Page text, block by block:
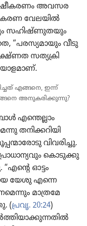
അവസര​
വേലയിൽ
സഹിഷ്‌ണു​ത​യും
“പരസ്യ​മാ​യും വീടു​
സത്യ​ക്രി​
എങ്ങനെ, ഇന്ന്‌
അനുക​രി​ക്കു​ന്നു?
എന്തെല്ലാം
തനിക്ക​റി​യി​
വിവരി​ച്ചു.
കൊടു​ക്കു​
ഓട്ടം
യേശു എന്നെ
മാത്രമേ
(പ്രവൃ. 20:24)